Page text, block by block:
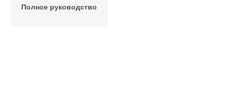
Полное руководство